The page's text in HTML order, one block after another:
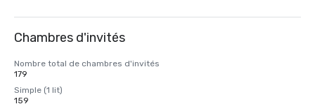
Chambres d'invités
Nombre total de chambres d'invités
179
Simple (1 lit)
159